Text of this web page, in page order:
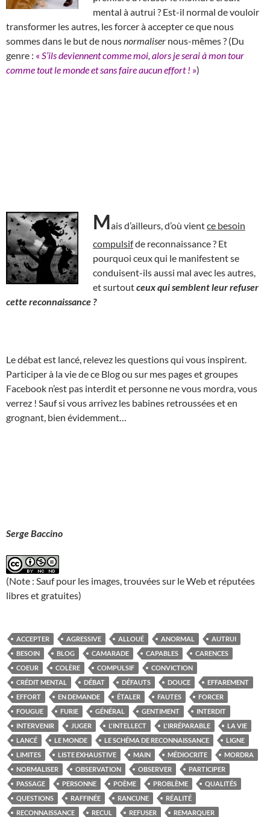
mental à autrui ? Est-il normal de vouloir
transformer les autres, les forcer à accepter ce que nous
sommes dans le but de nousnormaliser nous-mêmes ? (Du
genre : « S’ils deviennent comme moi, alors je serai à mon tour
comme tout le monde et sans faire aucun effort ! »)
Mais d’ailleurs, d’où vientce besoin
compulsifde reconnaissance ? Et
pourquoi ceux qui le manifestent se
conduisent-ils aussi mal avec les autres,
et surtoutceux qui semblent leur refuser
cette reconnaissance ?
Le débat est lancé, relevez les questions qui vous inspirent.
Participer à la vie de ce Blog ou sur mes pages et groupes
Facebook n’est pas interdit et personne ne vous mordra, vous
verrez ! Sauf si vous arrivez les babines retroussées et en
grognant, bien évidemment…
Serge Baccino
(Note : Sauf pour les images, trouvées sur le Web et réputées
libres et gratuites)
ACCEPTER AGRESSIVE ALLOUÉ ANORMAL
AUTRUI
BESOIN
BLOG CAMARADE CAPABLES
CARENCES
COEUR
COLÈRE COMPULSIF
CONVICTION
CRÉDIT MENTAL
DÉBAT DÉFAUTS DOUCE
EFFAREMENT
EFFORT
EN DEMANDE ÉTALER FAUTES
FORCER
FOUGUE
FURIE GÉNÉRAL GENTIMENT
INTERDIT
INTERVENIR
JUGER L'INTELLECT L'IRRÉPARABLE
LA VIE
LANCÉ
LE MONDE LE SCHÉMA DE RECONNAISSANCE
LIGNE
LIMITES
LISTE EXHAUSTIVE MAIN MÉDIOCRITE
MORDRA
NORMALISER
OBSERVATION OBSERVER
PARTICIPER
PASSAGE
PERSONNE POÈME PROBLÈME
QUALITÉS
QUESTIONS
RAFFINÉE RANCUNE
RÉALITÉ
RECONNAISSANCE
RECUL REFUSER
REMARQUER